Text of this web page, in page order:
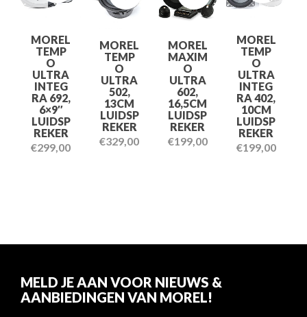
MOREL
TEMP
O
ULTRA
INTEG
RA 692,
6×9″
LUIDSP
REKER
€299,00
MOREL
TEMP
O
ULTRA
502,
13CM
LUIDSP
REKER
€329,00
MOREL
MAXIM
O
ULTRA
602,
16,5CM
LUIDSP
REKER
€199,00
MOREL
TEMP
O
ULTRA
INTEG
RA 402,
10CM
LUIDSP
REKER
€199,00
MELD JE AAN VOOR NIEUWS &
AANBIEDINGEN VAN MOREL!